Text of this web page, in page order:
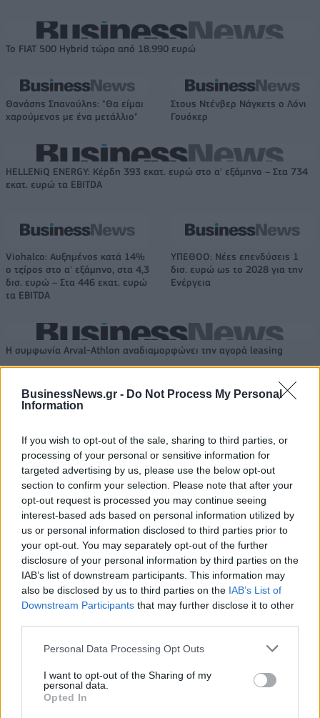
BusinessNews.gr - Do Not Process My Personal
Information
If you wish to opt-out of the sale, sharing to third parties, or
processing of your personal or sensitive information for
targeted advertising by us, please use the below opt-out
section to confirm your selection. Please note that after your
opt-out request is processed you may continue seeing
interest-based ads based on personal information utilized by
us or personal information disclosed to third parties prior to
your opt-out. You may separately opt-out of the further
disclosure of your personal information by third parties on the
IAB’s list of downstream participants. This information may
also be disclosed by us to third parties on the IAB’s List of
Downstream Participants that may further disclose it to other
Personal Data Processing Opt Outs
I want to opt-out of the Sharing of my
personal data.
Opted In
Το FIAT 500 Hybrid τώρα από 18.990 ευρώ
Θανάσης Σπανούλης: "Θα είμαι
χαρούμενος με ένα μετάλλιο"
Στους Ντένβερ Νάγκετς ο Λόνι
Γουόκερ
HELLENiQ ENERGY: Κέρδη 393 εκατ. ευρώ στο α' εξάμηνο – Στα 734
εκατ. ευρώ τα EBITDA
Viohalco: Αυξημένος κατά 14%
ο τζίρος στο α' εξάμηνο, στα 4,3
δισ. ευρώ – Στα 446 εκατ. ευρώ
τα EBITDA
ΥΠΕΘΟΟ: Νέες επενδύσεις 1
δισ. ευρώ ως το 2028 για την
Ενέργεια
Η συμφωνία Arval-Athlon αναδιαμορφώνει την αγορά leasing
VW: Η δύσκολη εξίσωση της
ESG Report 2025: Πώς η ΑΒ Βασιλόπουλος μετατρέπει τη
βιωσιμότητα σε καθημερινή πράξη
Stoiximan: «Πού ήσουν;» στις μεγάλες στιγμές του Ολυμπιακού